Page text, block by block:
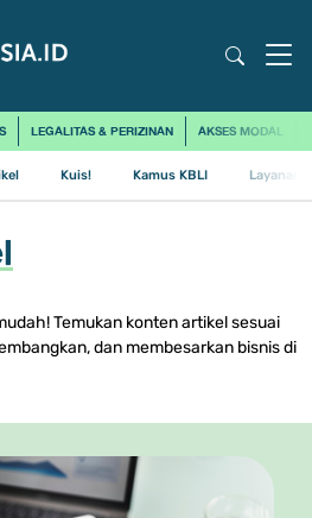
LEGALITAS & PERIZINAN AKSES MODAL
Kuis! Kamus KBLI Layanan
Temukan konten artikel sesuai
dan membesarkan bisnis di